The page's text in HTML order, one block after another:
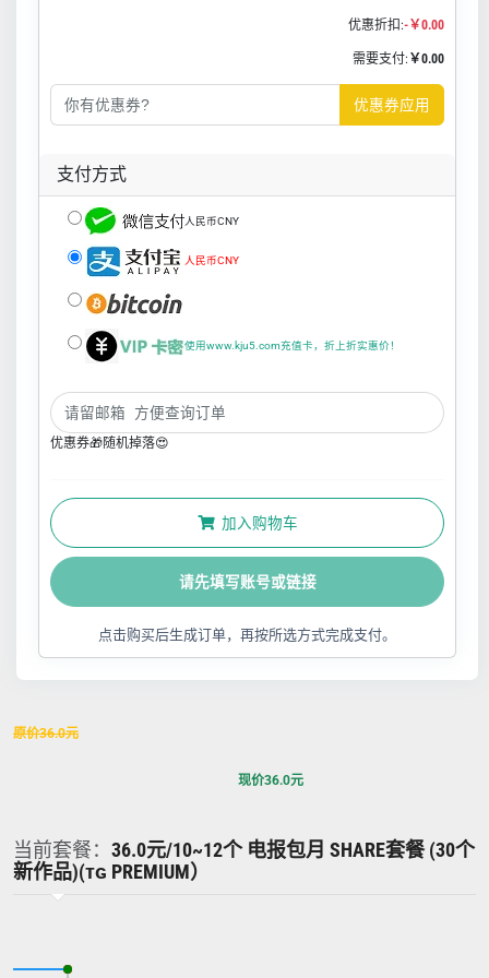
优惠折扣:-￥0.00
需要支付: ￥0.00
优惠券应用
支付方式
人民币CNY
人民币CNY
使用www.kju5.com充值卡，折上折实惠价！
优惠券🎁随机掉落😍
加入购物车
请先填写账号或链接
点击购买后生成订单，再按所选方式完成支付。
原价36.0元
现价36.0元
当前套餐： 36.0元/10~12个 电报包月 SHARE套餐 (30个
新作品)(ᴛɢ PREMIUM）